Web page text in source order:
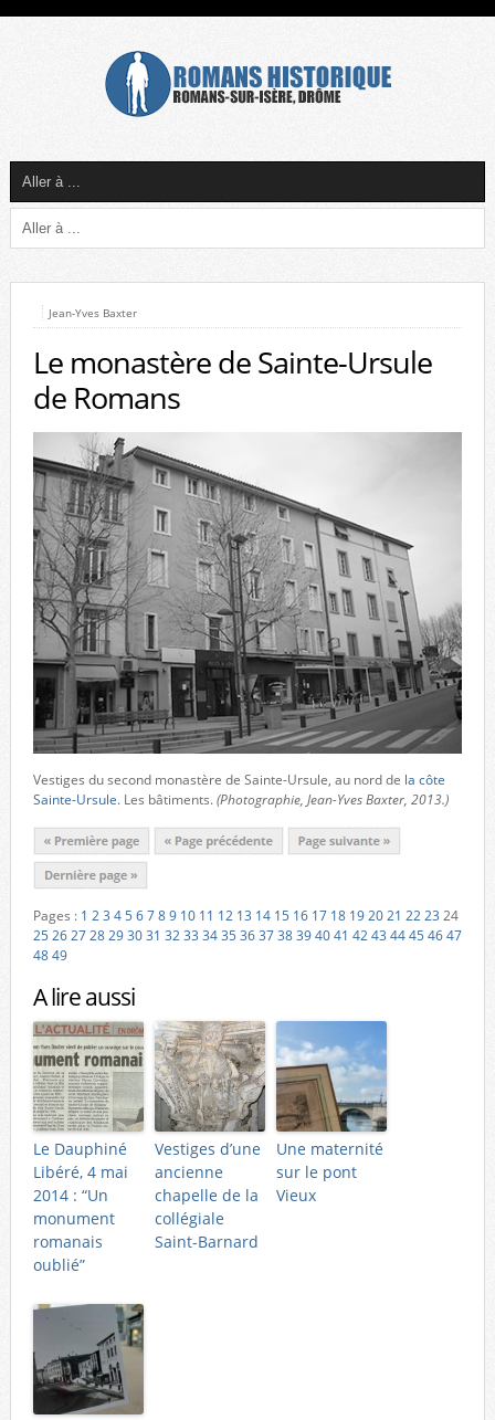
Jean-Yves Baxter
Le monastère de Sainte-Ursule
de Romans
Vestiges du second monastère de Sainte-Ursule, au nord de la côte
Sainte-Ursule. Les bâtiments.(Photographie, Jean-Yves Baxter, 2013.)
Pages : 1 23 456789 10 11 12 13 14 15 16 17 18 192021 2223 24
25262728293031 3233 3435363738394041 4243 44454647
4849
A lire aussi
Le Dauphiné
Libéré, 4 mai
2014 : “Un
monument
romanais
oublié”
Vestiges d’une
ancienne
chapelle de la
collégiale
Saint-Barnard
Une maternité
sur le pont
Vieux